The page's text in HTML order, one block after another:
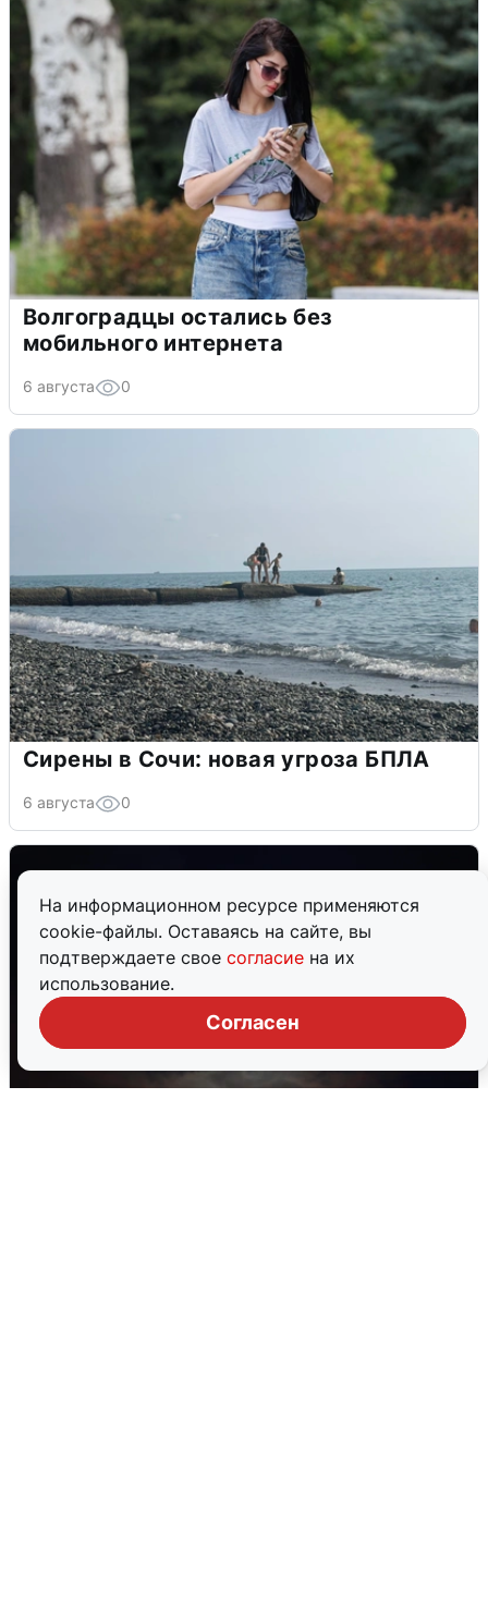
На информационном ресурсе применяются
cookie-файлы. Оставаясь на сайте, вы
подтверждаете свое согласие на их
использование.
Согласен
Волгоградцы остались без
мобильного интернета
6 августа 0
Сирены в Сочи: новая угроза БПЛА
6 августа 0